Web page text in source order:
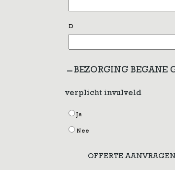
D
BEZORGING BEGANE
verplicht invulveld
Ja
Nee
OFFERTE AANVRAGEN